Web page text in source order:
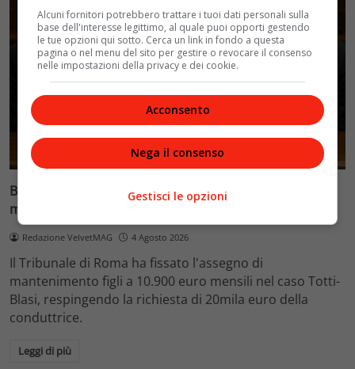
Glamour & Gossip
Blasi vs Totti: il giudice riduce l’assegno di
mantenimento a 10.900 euro
Redazione VelvetMAG 4 Agosto 2026
Il Tribunale di Roma ha fissato l'assegno di
mantenimento figli a 10.900 euro mensili nel caso Totti-
Blasi, respingendo la richiesta di 20mila euro della
conduttrice.
Leggi di più
Alcuni fornitori potrebbero trattare i tuoi dati personali sulla
base dell'interesse legittimo, al quale puoi opporti gestendo
le tue opzioni qui sotto. Cerca un link in fondo a questa
pagina o nel menu del sito per gestire o revocare il consenso
nelle impostazioni della privacy e dei cookie.
Acconsento
Nega il consenso
Gestisci le opzioni